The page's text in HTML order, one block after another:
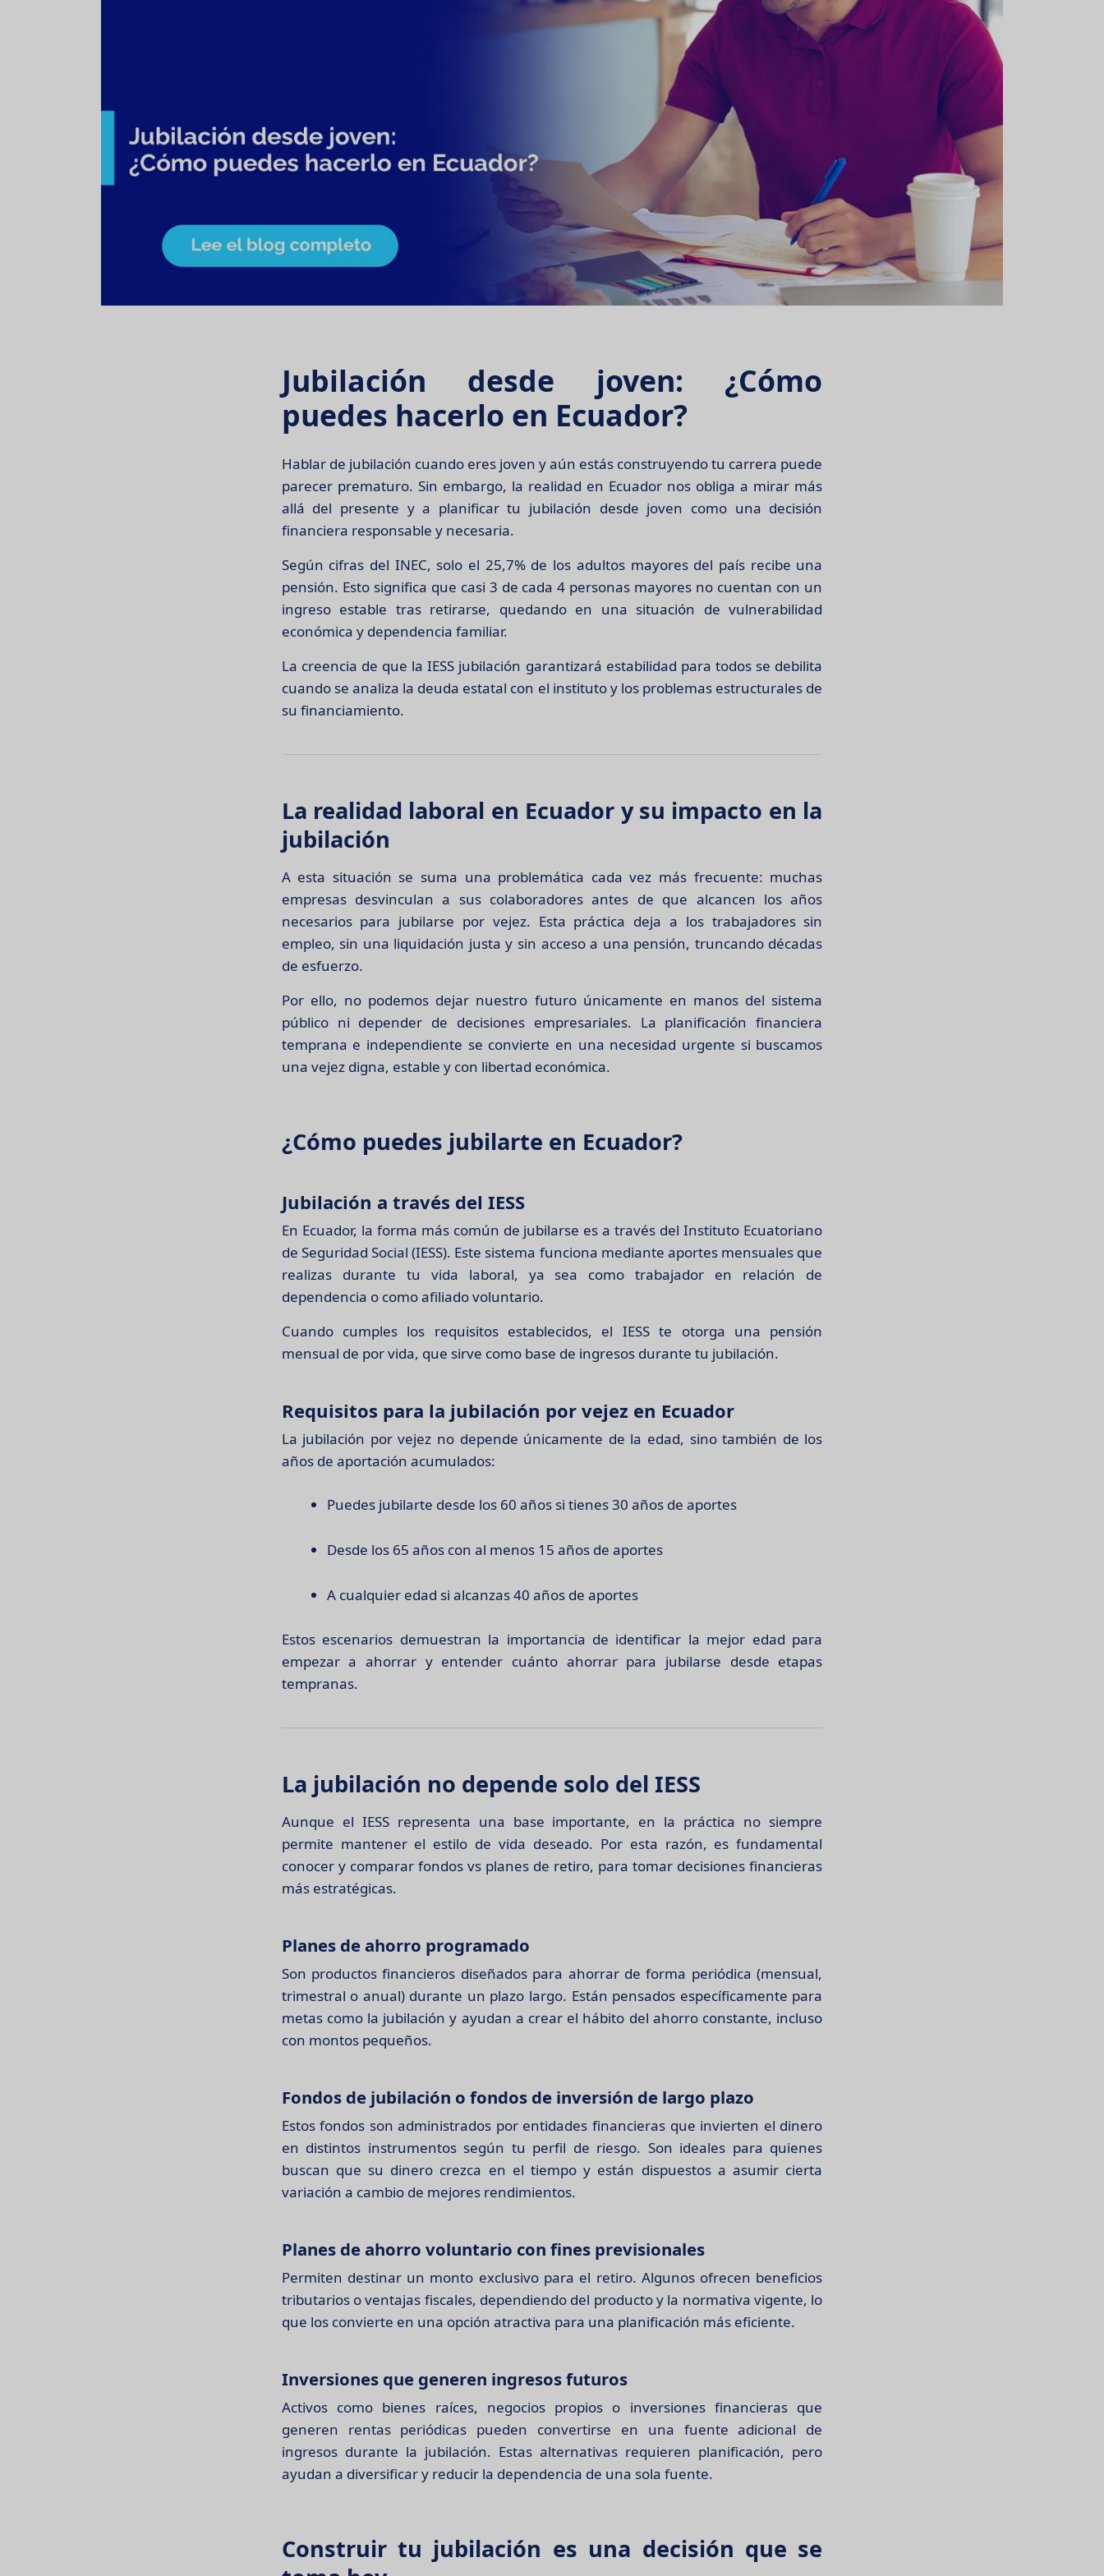
Jubilación desde joven: ¿Cómo
puedes hacerlo en Ecuador?
Hablar de jubilación cuando eres joven y aún estás construyendo tu carrera puede
parecer prematuro. Sin embargo, la realidad en Ecuador nos obliga a mirar más
allá del presente y a planificar tu jubilación desde joven como una decisión
financiera responsable y necesaria.
Según cifras del INEC, solo el 25,7% de los adultos mayores del país recibe una
pensión. Esto significa que casi 3 de cada 4 personas mayores no cuentan con un
ingreso estable tras retirarse, quedando en una situación de vulnerabilidad
económica y dependencia familiar.
La creencia de que la IESS jubilación garantizará estabilidad para todos se debilita
cuando se analiza la deuda estatal con el instituto y los problemas estructurales de
su financiamiento.
La realidad laboral en Ecuador y su impacto en la
jubilación
A esta situación se suma una problemática cada vez más frecuente: muchas
empresas desvinculan a sus colaboradores antes de que alcancen los años
necesarios para jubilarse por vejez. Esta práctica deja a los trabajadores sin
empleo, sin una liquidación justa y sin acceso a una pensión, truncando décadas
de esfuerzo.
Por ello, no podemos dejar nuestro futuro únicamente en manos del sistema
público ni depender de decisiones empresariales. La planificación financiera
temprana e independiente se convierte en una necesidad urgente si buscamos
una vejez digna, estable y con libertad económica.
¿Cómo puedes jubilarte en Ecuador?
Jubilación a través del IESS
En Ecuador, la forma más común de jubilarse es a través del Instituto Ecuatoriano
de Seguridad Social (IESS). Este sistema funciona mediante aportes mensuales que
realizas durante tu vida laboral, ya sea como trabajador en relación de
dependencia o como afiliado voluntario.
Cuando cumples los requisitos establecidos, el IESS te otorga una pensión
mensual de por vida, que sirve como base de ingresos durante tu jubilación.
Requisitos para la jubilación por vejez en Ecuador
La jubilación por vejez no depende únicamente de la edad, sino también de los
años de aportación acumulados:
Puedes jubilarte desde los 60 años si tienes 30 años de aportes
Desde los 65 años con al menos 15 años de aportes
A cualquier edad si alcanzas 40 años de aportes
Estos escenarios demuestran la importancia de identificar la mejor edad para
empezar a ahorrar y entender cuánto ahorrar para jubilarse desde etapas
tempranas.
La jubilación no depende solo del IESS
Aunque el IESS representa una base importante, en la práctica no siempre
permite mantener el estilo de vida deseado. Por esta razón, es fundamental
conocer y comparar fondos vs planes de retiro, para tomar decisiones financieras
más estratégicas.
Planes de ahorro programado
Son productos financieros diseñados para ahorrar de forma periódica (mensual,
trimestral o anual) durante un plazo largo. Están pensados específicamente para
metas como la jubilación y ayudan a crear el hábito del ahorro constante, incluso
con montos pequeños.
Fondos de jubilación o fondos de inversión de largo plazo
Estos fondos son administrados por entidades financieras que invierten el dinero
en distintos instrumentos según tu perfil de riesgo. Son ideales para quienes
buscan que su dinero crezca en el tiempo y están dispuestos a asumir cierta
variación a cambio de mejores rendimientos.
Planes de ahorro voluntario con fines previsionales
Permiten destinar un monto exclusivo para el retiro. Algunos ofrecen beneficios
tributarios o ventajas fiscales, dependiendo del producto y la normativa vigente, lo
que los convierte en una opción atractiva para una planificación más eficiente.
Inversiones que generen ingresos futuros
Activos como bienes raíces, negocios propios o inversiones financieras que
generen rentas periódicas pueden convertirse en una fuente adicional de
ingresos durante la jubilación. Estas alternativas requieren planificación, pero
ayudan a diversificar y reducir la dependencia de una sola fuente.
Construir tu jubilación es una decisión que se